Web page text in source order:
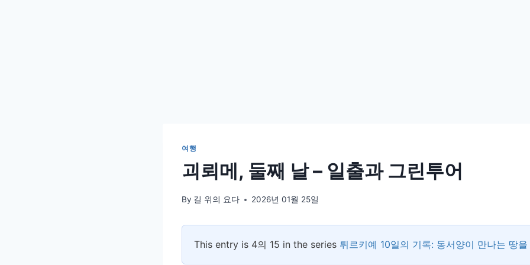
여행
괴뢰메, 둘째 날 – 일출과 그린투어
By 길 위의 요다 2026년 01월 25일
This entry is 4의 15 in the series 튀르키예 10일의 기록: 동서양이 만나는 땅